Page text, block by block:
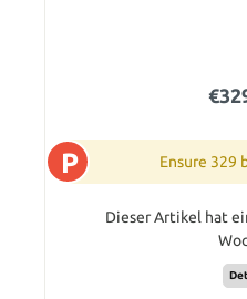
P Ensure 329
Dieser Artikel hat